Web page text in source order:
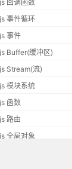
回调函数
事件循环
事件
Buffer(缓冲区)
Stream(流)
模块系统
函数
路由
全局对象